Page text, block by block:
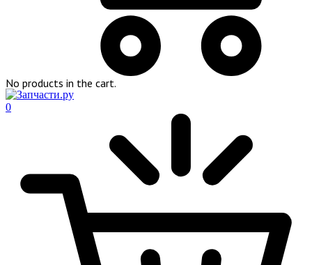
No products in the cart.
0